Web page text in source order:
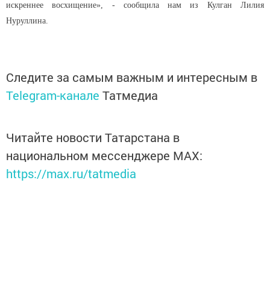
искреннее восхищение», - сообщила нам из Кулган Лилия
Нуруллина.
Следите за самым важным и интересным в
Telegram-канале Татмедиа
Читайте новости Татарстана в
национальном мессенджере MАХ:
https://max.ru/tatmedia